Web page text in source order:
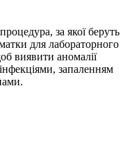
за якої беруть
для лабораторного
виявити аномалії
запаленням